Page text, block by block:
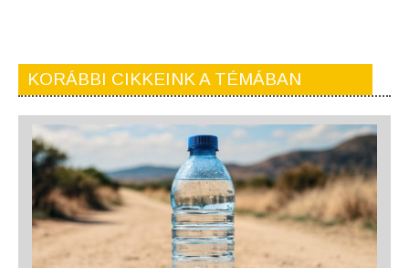
KORÁBBI CIKKEINK A TÉMÁBAN